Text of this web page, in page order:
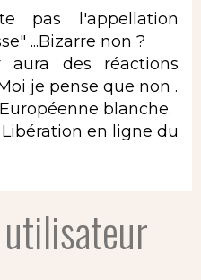
pas l'appellation
...Bizarre non ?
des réactions
je pense que non .
blanche.
en ligne du